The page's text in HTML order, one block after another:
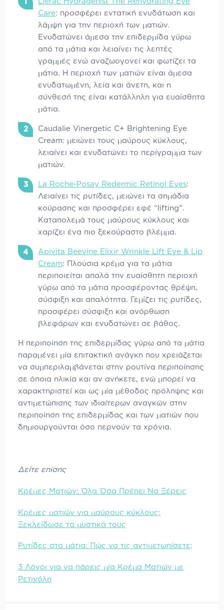
Care: προσφέρει εντατική ενυδάτωση και
λάμψη για την περιοχή των ματιών.
Ενυδατώνει άμεσα την επιδερμίδα γύρω
από τα μάτια και λειαίνει τις λεπτές
γραμμές ενώ αναζωογονεί και φωτίζει τα
μάτια. Η περιοχή των ματιών είναι άμεσα
ενυδατωμένη, λεία και άνετη, και η
σύνθεσή της είναι κατάλληλη για ευαίσθητα
μάτια.
Caudalie Vinergetic C+ Brightening Eye
Cream: μειώνει τους μαύρους κύκλους,
λειαίνει και ενυδατώνει το περίγραμμα των
ματιών.
La Roche-Posay Redermic Retinol Eyes:
Λειαίνει τις ρυτίδες, μειώνει τα σημάδια
κούρασης και προσφέρει εφέ “lifting”.
Καταπολεμά τους μαύρους κύκλους και
χαρίζει ένα πιο ξεκούραστο βλέμμα.
Apivita Beevine Elixir Wrinkle Lift Eye & Lip
Cream: Πλούσια κρέμα για τα μάτια
περιποιείται απαλά την ευαίσθητη περιοχή
γύρω από τα μάτια προσφέροντας θρέψη,
σύσφιξη και απαλότητα. Γεμίζει τις ρυτίδες,
προσφέρει σύσφιξη και ανόρθωση
βλεφάρων και ενυδατώνει σε βάθος.
Η περιποίηση της επιδερμίδας γύρω από τα μάτια
παραμένει μία επιτακτική ανάγκη που χρειάζεται
να συμπεριλαμβάνεται στην ρουτίνα περιποίησης
σε όποια ηλικία και αν ανήκετε, ενώ μπορεί να
χαρακτηριστεί και ως μία μέθοδος πρόληψης και
αντιμετώπισης των ιδιαίτερων αναγκών στην
περιποίηση της επιδερμίδας και των ματιών που
δημιουργούνται όσο περνούν τα χρόνια.
Δείτε επίσης
Κρέμες Ματιών: Όλα Όσα Πρέπει Να Ξέρεις
Kρέμες ματιών για μαύρους κύκλους:
Ξεκλείδωσε τα μυστικά τους
Ρυτίδες στα μάτια: Πώς να τις αντιμετωπίσετε;
3 Λόγοι για να πάρεις μία Κρέμα Ματιών με
Ρετινόλη